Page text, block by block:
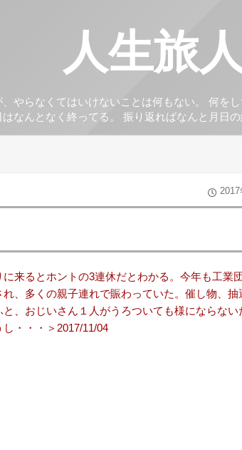
人生旅人
やらなくてはいけないことは何もない。 何を
なんとなく終ってる。 振り返ればなんと月日の
2017
来るとホントの3連休だとわかる。今年も工業
、多くの親子連れで賑わっていた。催し物、抽
、おじいさん１人がうろついても様にならない
・・・＞2017/11/04